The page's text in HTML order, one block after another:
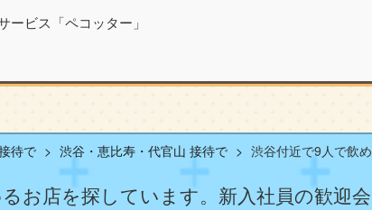
ービス「ペコッター」
待で 渋谷・恵比寿・代官山 接待で 渋谷付近で9人で飲
お店を探しています。新入社員の歓迎会